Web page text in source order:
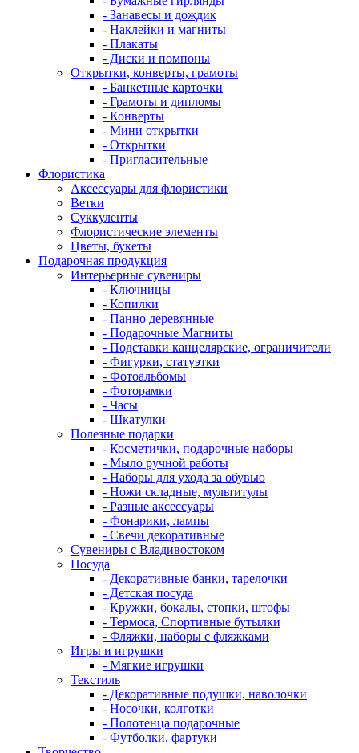
- Занавесы и дождик
- Наклейки и магниты
- Плакаты
- Диски и помпоны
Открытки, конверты, грамоты
- Банкетные карточки
- Грамоты и дипломы
- Конверты
- Мини открытки
- Открытки
- Пригласительные
Флористика
Аксессуары для флористики
Ветки
Суккуленты
Флористические элементы
Цветы, букеты
Подарочная продукция
Интерьерные сувениры
- Ключницы
- Копилки
- Панно деревянные
- Подарочные Магниты
- Подставки канцелярские, ограничители
- Фигурки, статуэтки
- Фотоальбомы
- Фоторамки
- Часы
- Шкатулки
Полезные подарки
- Косметички, подарочные наборы
- Мыло ручной работы
- Наборы для ухода за обувью
- Ножи складные, мультитулы
- Разные аксессуары
- Фонарики, лампы
- Свечи декоративные
Сувениры с Владивостоком
Посуда
- Декоративные банки, тарелочки
- Детская посуда
- Кружки, бокалы, стопки, штофы
- Термоса, Спортивные бутылки
- Фляжки, наборы с фляжками
Игры и игрушки
- Мягкие игрушки
Текстиль
- Декоративные подушки, наволочки
- Носочки, колготки
- Полотенца подарочные
- Футболки, фартуки